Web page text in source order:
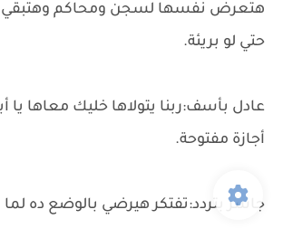
هتعرض نفسها لسجن ومحاكم وهتبقي
حتي لو بريئة.
عادل بأسف:ربنا يتولاها خليك معاها يا
أجازة مفتوحة.
جاسر بتردد:تفتكر هيرضي بالوضع ده